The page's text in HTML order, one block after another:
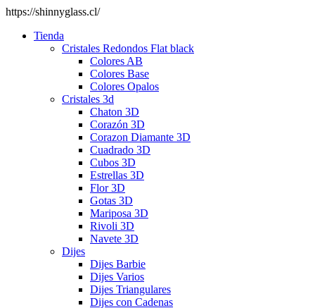
https://shinnyglass.cl/
Tienda
Cristales Redondos Flat black
Colores AB
Colores Base
Colores Opalos
Cristales 3d
Chaton 3D
Corazón 3D
Corazon Diamante 3D
Cuadrado 3D
Cubos 3D
Estrellas 3D
Flor 3D
Gotas 3D
Mariposa 3D
Rivoli 3D
Navete 3D
Dijes
Dijes Barbie
Dijes Varios
Dijes Triangulares
Dijes con Cadenas